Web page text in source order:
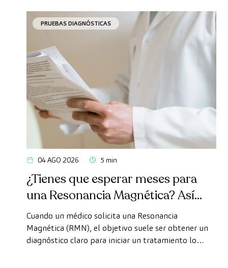
PRUEBAS DIAGNÓSTICAS
04 AGO 2026 5 min
¿Tienes que esperar meses para
una Resonancia Magnética? Así
puedes realizarte la prueba de
forma rápida como paciente
privado
Cuando un médico solicita una Resonancia
Magnética (RMN), el objetivo suele ser obtener un
diagnóstico claro para iniciar un tratamiento lo